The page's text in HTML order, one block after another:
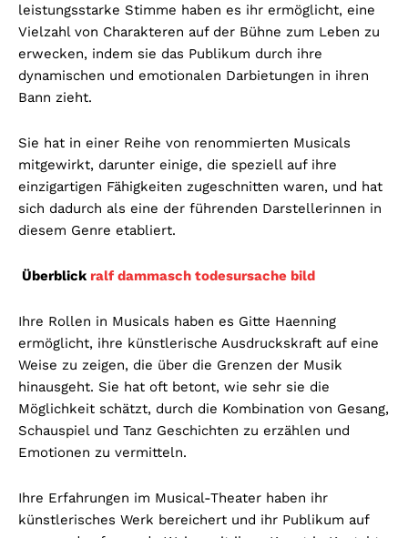
leistungsstarke Stimme haben es ihr ermöglicht, eine
Vielzahl von Charakteren auf der Bühne zum Leben zu
erwecken, indem sie das Publikum durch ihre
dynamischen und emotionalen Darbietungen in ihren
Bann zieht.
Sie hat in einer Reihe von renommierten Musicals
mitgewirkt, darunter einige, die speziell auf ihre
einzigartigen Fähigkeiten zugeschnitten waren, und hat
sich dadurch als eine der führenden Darstellerinnen in
diesem Genre etabliert.
Überblick ralf dammasch todesursache bild
Ihre Rollen in Musicals haben es Gitte Haenning
ermöglicht, ihre künstlerische Ausdruckskraft auf eine
Weise zu zeigen, die über die Grenzen der Musik
hinausgeht. Sie hat oft betont, wie sehr sie die
Möglichkeit schätzt, durch die Kombination von Gesang,
Schauspiel und Tanz Geschichten zu erzählen und
Emotionen zu vermitteln.
Ihre Erfahrungen im Musical-Theater haben ihr
künstlerisches Werk bereichert und ihr Publikum auf